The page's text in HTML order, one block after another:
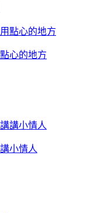
心的地方
小情人